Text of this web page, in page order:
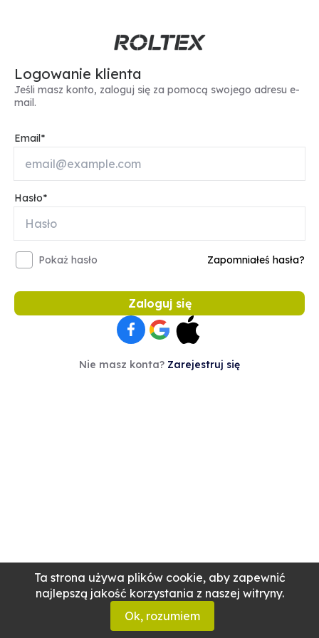
Ta strona używa plików cookie, aby zapewnić
najlepszą jakość korzystania z naszej witryny.
Ok, rozumiem
Logowanie klienta
Jeśli masz konto, zaloguj się za pomocą swojego adresu e-
mail.
Email
Hasło
Pokaż hasło Zapomniałeś hasła?
Zaloguj się
Nie masz konta? Zarejestruj się